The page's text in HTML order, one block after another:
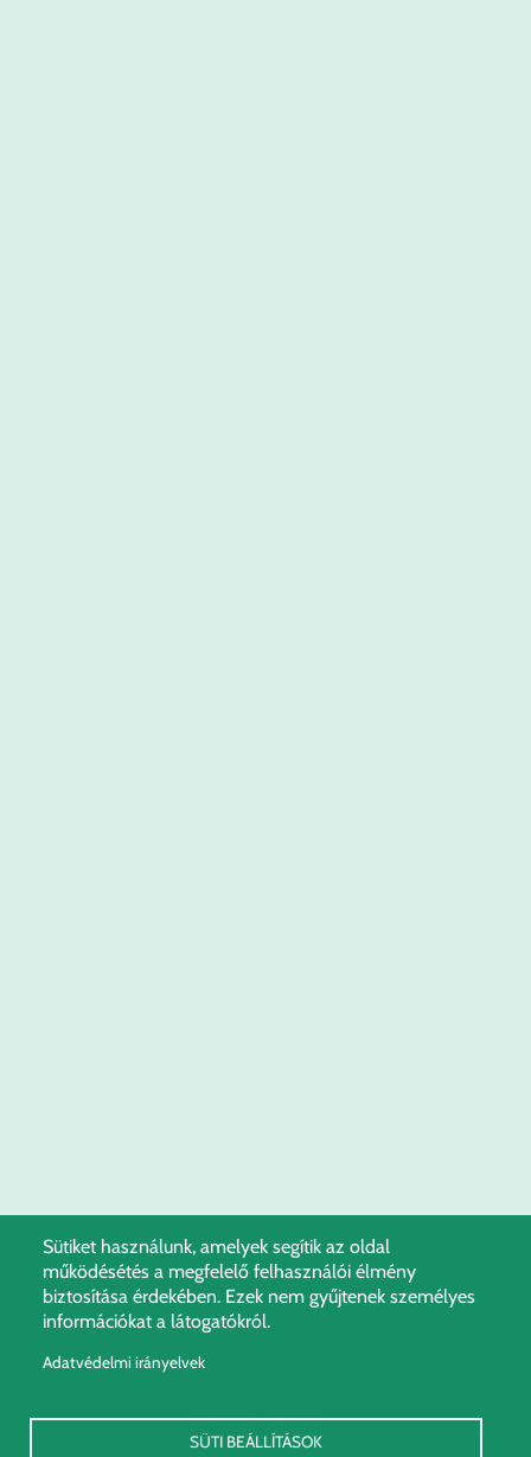
Sütiket használunk, amelyek segítik az oldal
működésétés a megfelelő felhasználói élmény
biztosítása érdekében. Ezek nem gyűjtenek személyes
információkat a látogatókról.
Adatvédelmi irányelvek
SÜTI BEÁLLÍTÁSOK